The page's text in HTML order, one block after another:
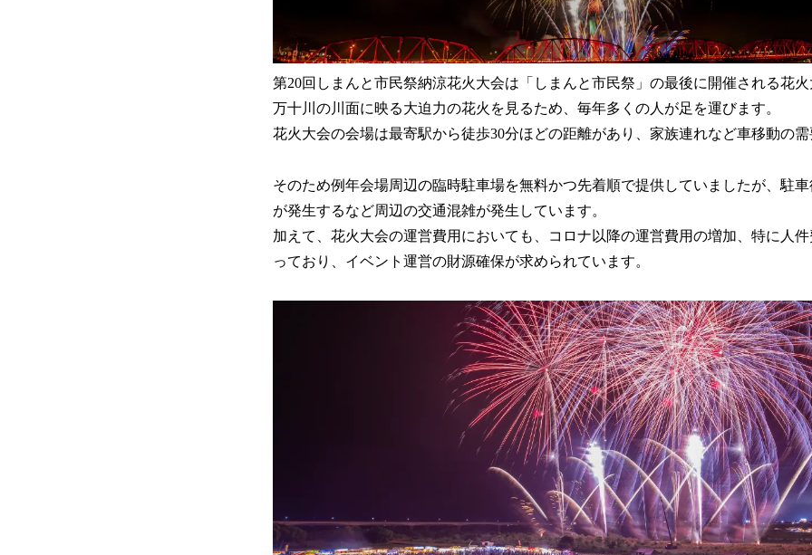
第20回しまんと市民祭納涼花火大会は「しまんと市民祭」の最後に開催される花
万十川の川面に映る大迫力の花火を見るため、毎年多くの人が足を運びます。
花火大会の会場は最寄駅から徒歩30分ほどの距離があり、家族連れなど車移動の需
そのため例年会場周辺の臨時駐車場を無料かつ先着順で提供していましたが、駐
が発生するなど周辺の交通混雑が発生しています。
加えて、花火大会の運営費用においても、コロナ以降の運営費用の増加、特に人
っており、イベント運営の財源確保が求められています。